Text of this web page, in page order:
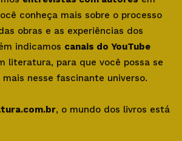
conheça mais sobre o processo
obras e as experiências dos
indicamos canais do YouTube
literatura, para que você possa se
nesse fascinante universo.
, o mundo dos livros está